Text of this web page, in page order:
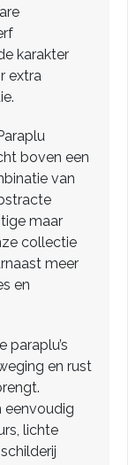
karakter
extra
boven een
van
maar
collectie
meer
en
paraplu’s
en rust
eenvoudig
lichte